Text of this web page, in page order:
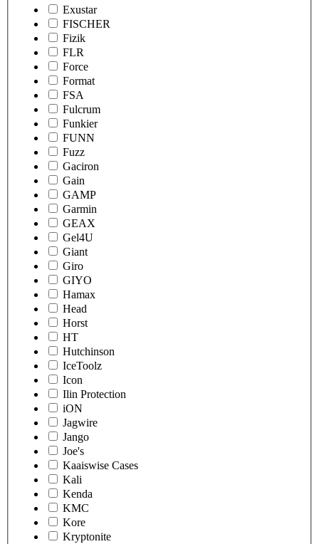
Exustar
FISCHER
Fizik
FLR
Force
Format
FSA
Fulcrum
Funkier
FUNN
Fuzz
Gaciron
Gain
GAMP
Garmin
GEAX
Gel4U
Giant
Giro
GIYO
Hamax
Head
Horst
HT
Hutchinson
IceToolz
Icon
Ilin Protection
iON
Jagwire
Jango
Joe's
Kaaiswise Cases
Kali
Kenda
KMC
Kore
Kryptonite